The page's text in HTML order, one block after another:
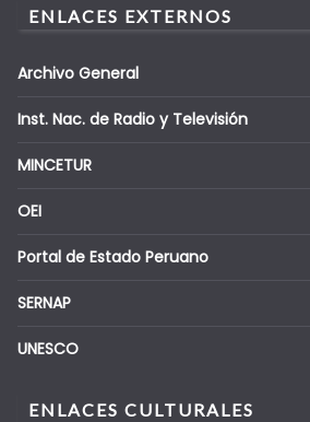
ENLACES EXTERNOS
Archivo General
Inst. Nac. de Radio y Televisión
MINCETUR
OEI
Portal de Estado Peruano
SERNAP
UNESCO
ENLACES CULTURALES